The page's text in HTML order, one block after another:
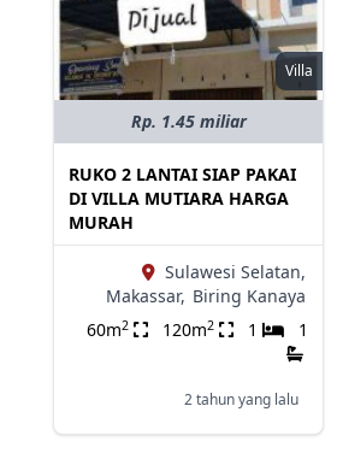
Villa
Rp. 1.45 miliar
RUKO 2 LANTAI SIAP PAKAI
DI VILLA MUTIARA HARGA
MURAH
Sulawesi Selatan,
Makassar, Biring Kanaya
60m2 120m2 1 1
2 tahun yang lalu